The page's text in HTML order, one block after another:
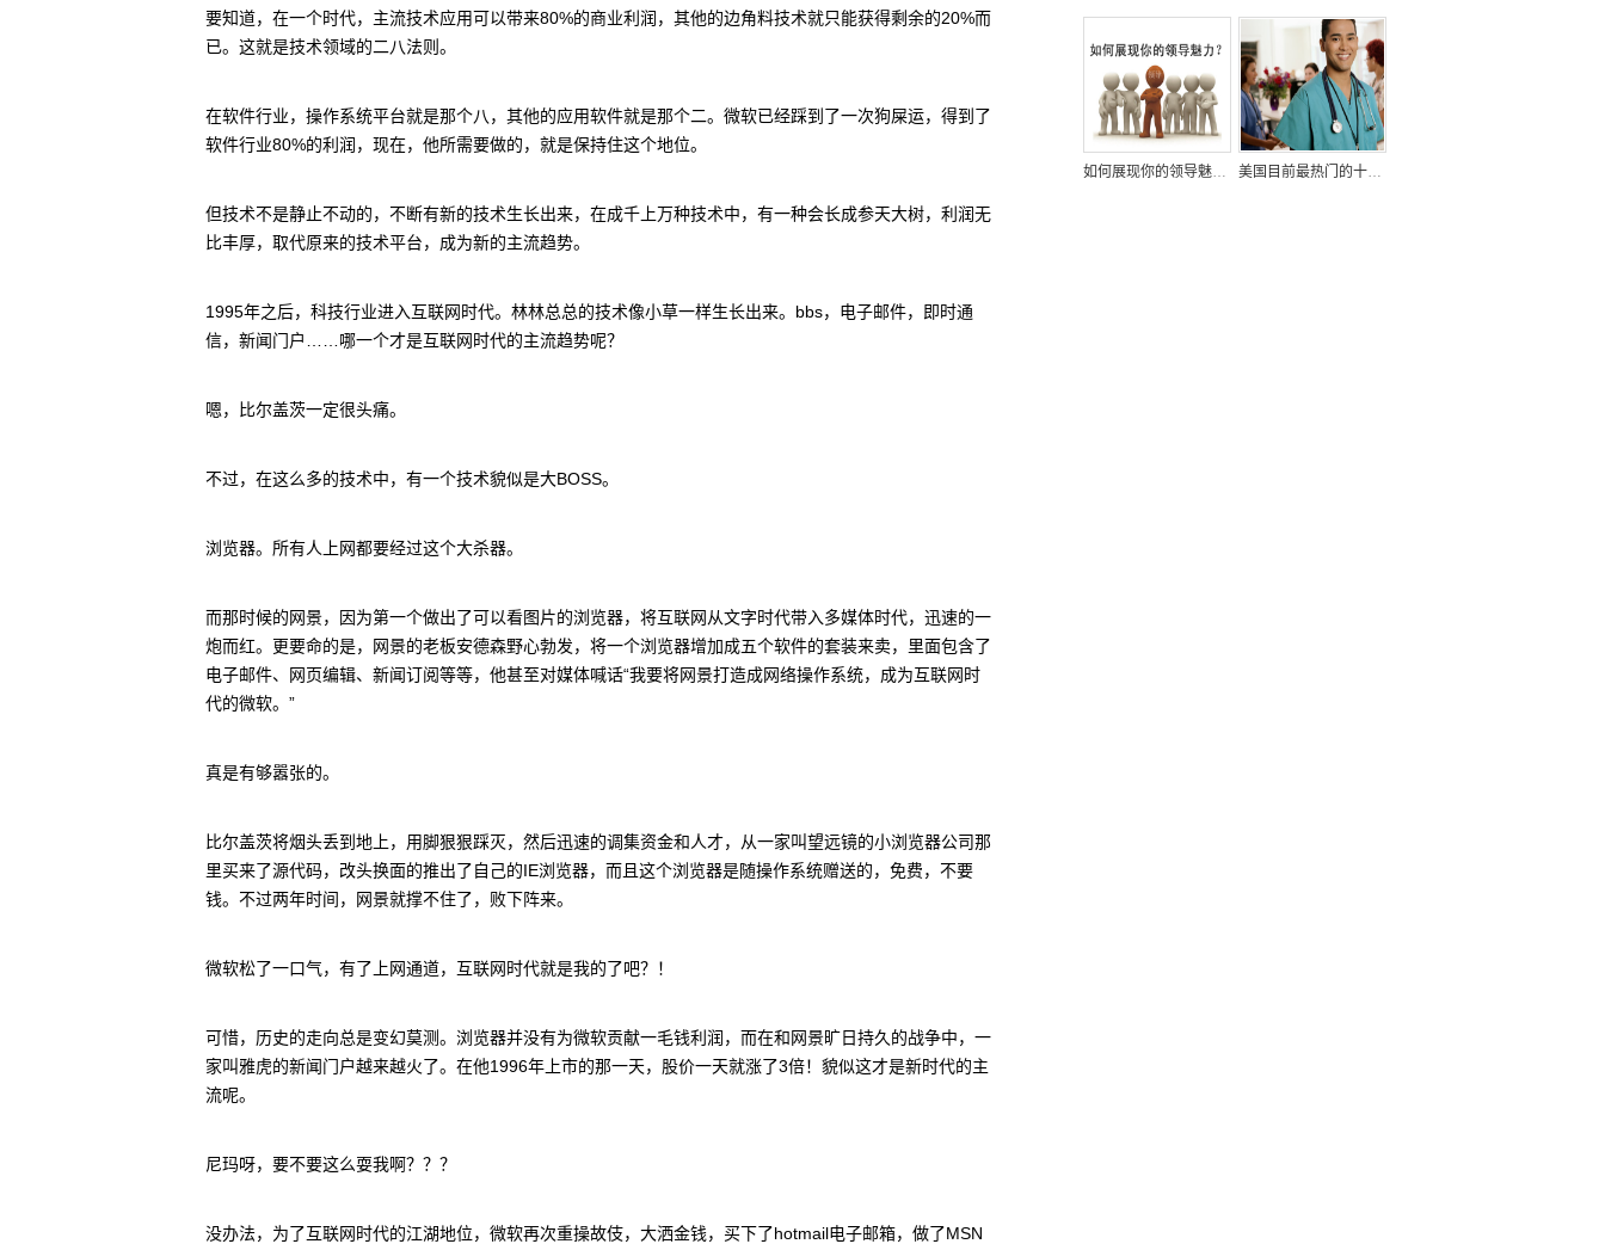
要知道，在一个时代，主流技术应用可以带来80%的商业利润，其他的边角料技术就只能获得剩余的20%而
已。这就是技术领域的二八法则。
在软件行业，操作系统平台就是那个八，其他的应用软件就是那个二。微软已经踩到了一次狗屎运，得到了
软件行业80%的利润，现在，他所需要做的，就是保持住这个地位。
但技术不是静止不动的，不断有新的技术生长出来，在成千上万种技术中，有一种会长成参天大树，利润无
比丰厚，取代原来的技术平台，成为新的主流趋势。
1995年之后，科技行业进入互联网时代。林林总总的技术像小草一样生长出来。bbs，电子邮件，即时通
信，新闻门户……哪一个才是互联网时代的主流趋势呢？
嗯，比尔盖茨一定很头痛。
不过，在这么多的技术中，有一个技术貌似是大BOSS。
浏览器。所有人上网都要经过这个大杀器。
而那时候的网景，因为第一个做出了可以看图片的浏览器，将互联网从文字时代带入多媒体时代，迅速的一
炮而红。更要命的是，网景的老板安德森野心勃发，将一个浏览器增加成五个软件的套装来卖，里面包含了
电子邮件、网页编辑、新闻订阅等等，他甚至对媒体喊话“我要将网景打造成网络操作系统，成为互联网时
代的微软。”
真是有够嚣张的。
比尔盖茨将烟头丢到地上，用脚狠狠踩灭，然后迅速的调集资金和人才，从一家叫望远镜的小浏览器公司那
里买来了源代码，改头换面的推出了自己的IE浏览器，而且这个浏览器是随操作系统赠送的，免费，不要
钱。不过两年时间，网景就撑不住了，败下阵来。
微软松了一口气，有了上网通道，互联网时代就是我的了吧？！
可惜，历史的走向总是变幻莫测。浏览器并没有为微软贡献一毛钱利润，而在和网景旷日持久的战争中，一
家叫雅虎的新闻门户越来越火了。在他1996年上市的那一天，股价一天就涨了3倍！貌似这才是新时代的主
流呢。
尼玛呀，要不要这么耍我啊？？？
没办法，为了互联网时代的江湖地位，微软再次重操故伎，大洒金钱，买下了hotmail电子邮箱，做了MSN
如何展现你的领导魅力？ 美国目前最热门的十大求职招聘行业